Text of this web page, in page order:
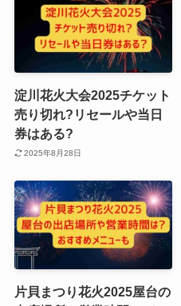
淀川花火大会2025チケット
売り切れ?リセールや当日
券はある?
2025年8月28日
片貝まつり花火2025屋台の